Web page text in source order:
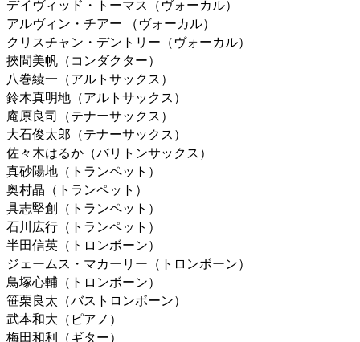
デイヴィッド・トーマス（ヴォーカル）
アルヴィン・チアー （ヴォーカル）
クリスチャン・デントリー（ヴォーカル）
挾間美帆（コンダクター）
八巻綾一（アルトサックス）
鈴木真明地（アルトサックス）
庵原良司（テナーサックス）
大石俊太郎（テナーサックス）
佐々木はるか（バリトンサックス）
真砂陽地（トランペット）
奥村晶（トランペット）
具志堅創（トランペット）
石川広行（トランペット）
半田信英（トロンボーン）
ジェームス・マカーリー（トロンボーン）
鳥塚心輔（トロンボーン）
笹栗良太（バストロンボーン）
武本和大（ピアノ）
梅田和利（ギター）